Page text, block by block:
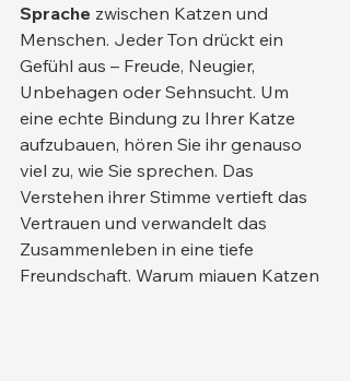
Sprache zwischen Katzen und
Menschen. Jeder Ton drückt ein
Gefühl aus – Freude, Neugier,
Unbehagen oder Sehnsucht. Um
eine echte Bindung zu Ihrer Katze
aufzubauen, hören Sie ihr genauso
viel zu, wie Sie sprechen. Das
Verstehen ihrer Stimme vertieft das
Vertrauen und verwandelt das
Zusammenleben in eine tiefe
Freundschaft. Warum miauen Katzen